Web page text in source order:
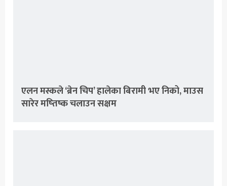
एलन मस्कले ‘ब्रेन चिप’ हालेका बिरामी भए निको, माउस
सारेर मष्तिष्क चलाउन सक्षम